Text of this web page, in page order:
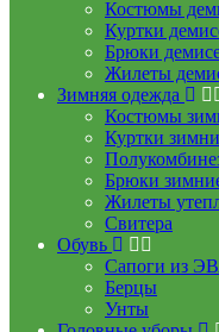
Костюмы
Куртки
Брюки
Жилеты
Зимняя одежда
Костюмы
Куртки
Брюки
Жилеты
Свитера
Обувь
Сапоги из
Берцы
Унты